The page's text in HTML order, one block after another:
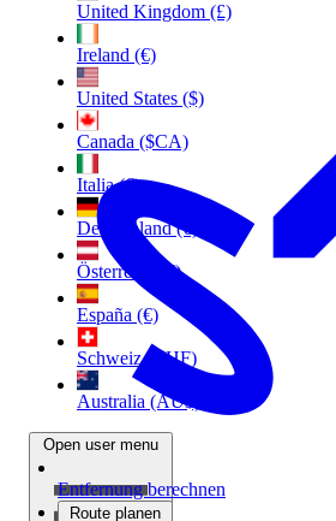
United Kingdom (£)
Ireland (€)
United States ($)
Canada ($CA)
Italia (€)
Deutschland (€)
Österreich (€)
España (€)
Schweiz (CHF)
Australia (AU$)
Open user menu
Entfernung berechnen
Route planen